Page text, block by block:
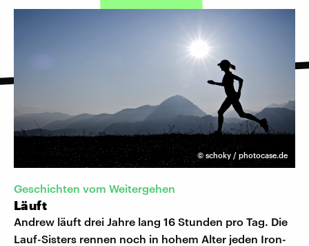
© schoky / photocase.de
Geschichten vom Weitergehen
Läuft
Andrew läuft drei Jahre lang 16 Stunden pro Tag. Die
Lauf-Sisters rennen noch in hohem Alter jeden Iron-